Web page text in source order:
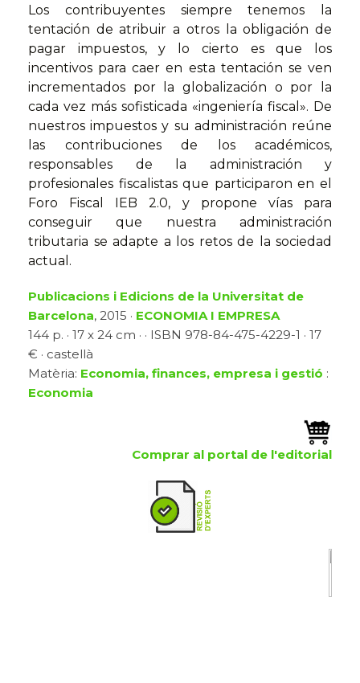
Los contribuyentes siempre tenemos la
tentación de atribuir a otros la obligación de
pagar impuestos, y lo cierto es que los
incentivos para caer en esta tentación se ven
incrementados por la globalización o por la
cada vez más sofisticada «ingeniería fiscal». De
nuestros impuestos y su administración reúne
las contribuciones de los académicos,
responsables de la administración y
profesionales fiscalistas que participaron en el
Foro Fiscal IEB 2.0, y propone vías para
conseguir que nuestra administración
tributaria se adapte a los retos de la sociedad
actual.
Publicacions i Edicions de la Universitat de
Barcelona, 2015 · ECONOMIA I EMPRESA
144 p. · 17 x 24 cm · · ISBN 978-84-475-4229-1 · 17
€ · castellà
Matèria: Economia, finances, empresa i gestió :
Economia
Comprar al portal de l'editorial